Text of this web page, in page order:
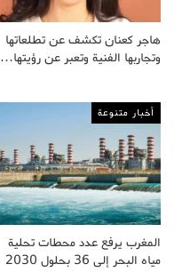
هاجر كعنان تكشف عن تطلعاتها
وتجاربها الفنية وتعبر عن رؤيتها…
أخبار متنوعة
المغرب يرفع عدد محطات تحلية
مياه البحر إلى 36 بحلول 2030